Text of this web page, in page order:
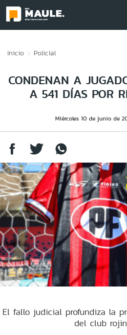
Inicio Policial
CONDENAN A
A 541 DÍAS POR
Miércoles 10 de junio de
El fallo judicial profundiza la
del club